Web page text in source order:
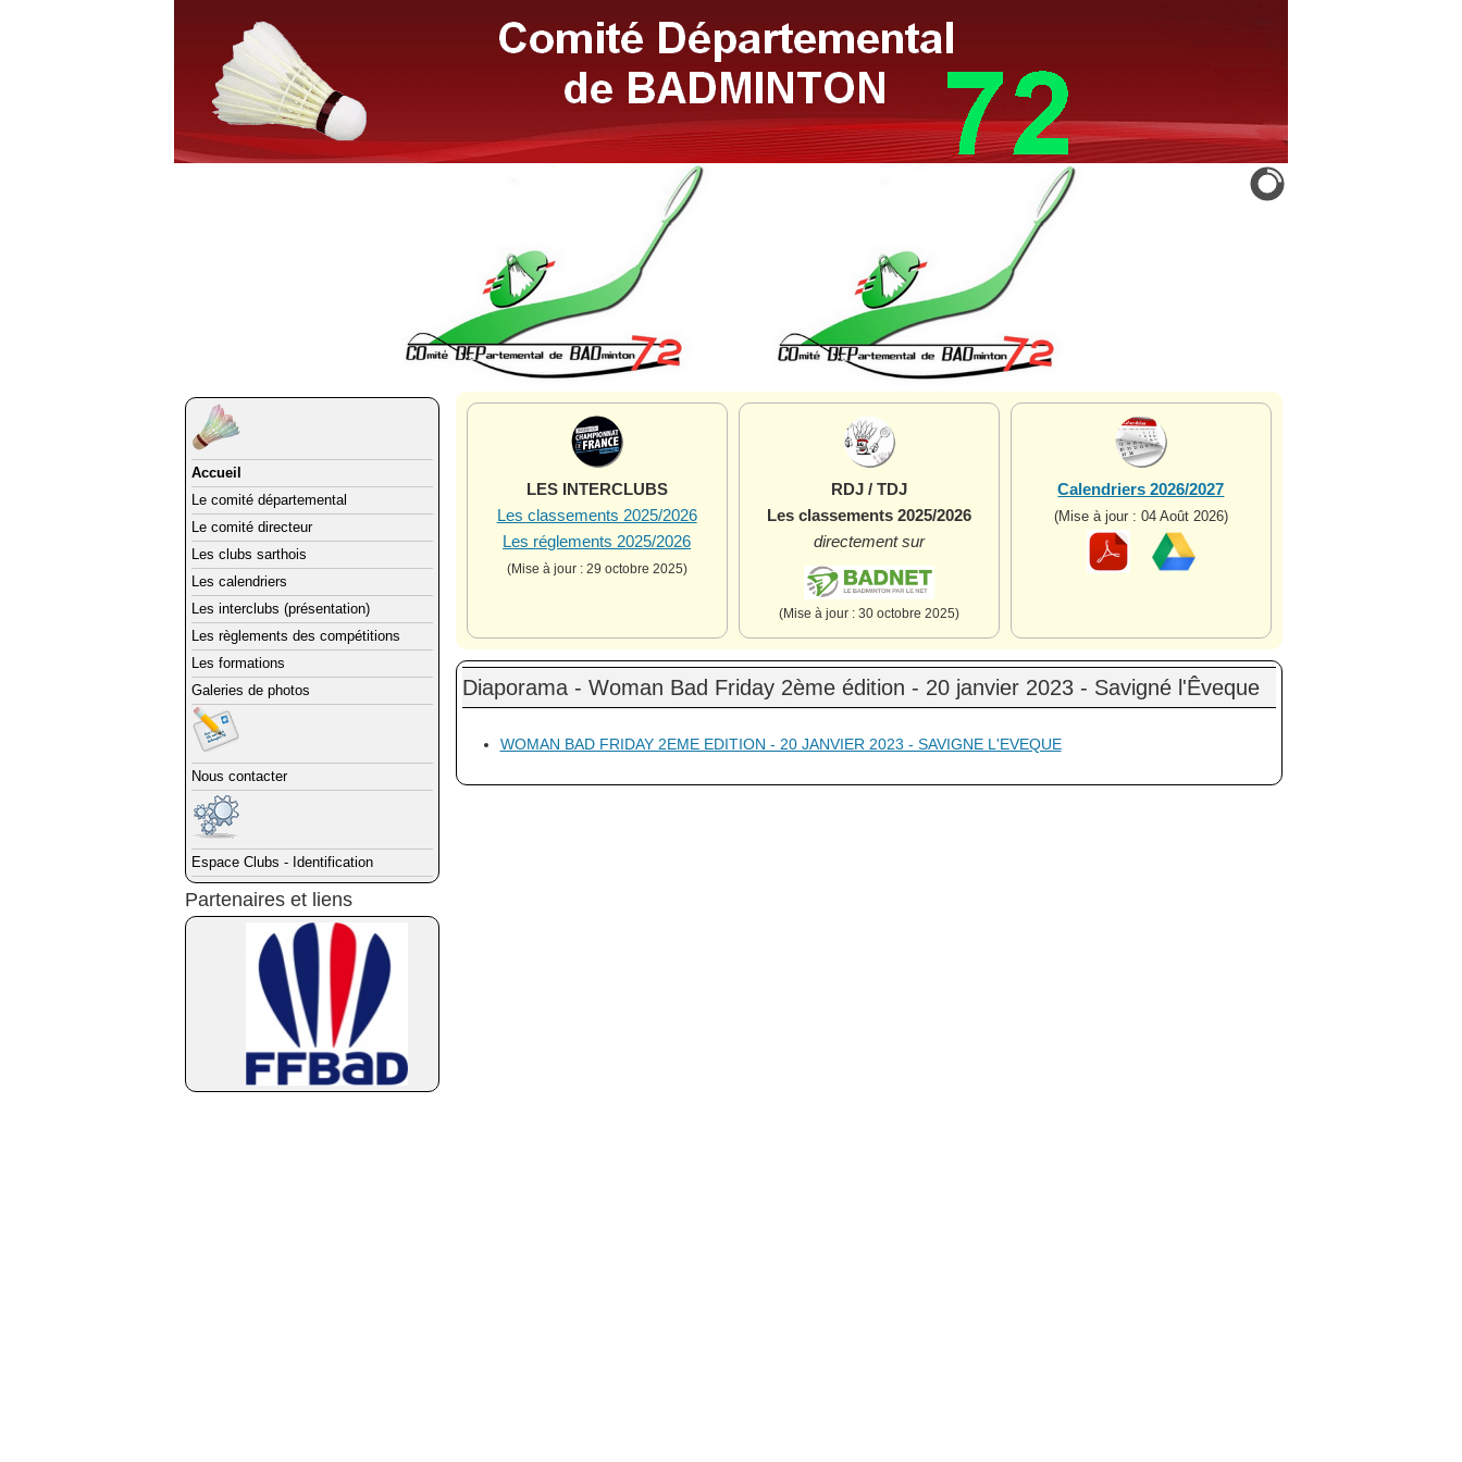
Accueil
Le comité départemental
Le comité directeur
Les clubs sarthois
Les calendriers
Les interclubs (présentation)
Les règlements des compétitions
Les formations
Galeries de photos
Nous contacter
Espace Clubs - Identification
Partenaires et liens
LES INTERCLUBS
Les classements 2025/2026
Les réglements 2025/2026
(Mise à jour : 29 octobre 2025)
RDJ / TDJ
Les classements 2025/2026
directement sur
(Mise à jour : 30 octobre 2025)
Calendriers 2026/2027
(Mise à jour : 04 Août 2026)
Diaporama - Woman Bad Friday 2ème édition - 20 janvier 2023 - Savigné l'Êveque
WOMAN BAD FRIDAY 2EME EDITION - 20 JANVIER 2023 - SAVIGNE L'EVEQUE